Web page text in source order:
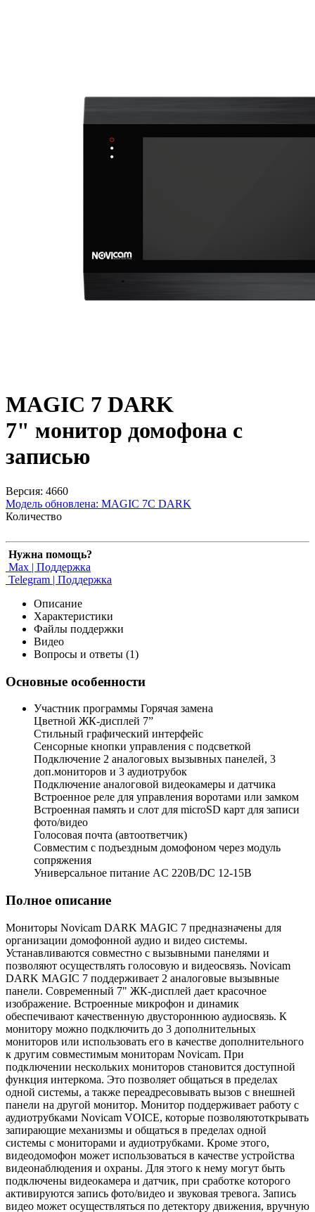
MAGIC 7 DARK
7" монитор домофона с
записью
Версия: 4660
Модель обновлена: MAGIC 7C DARK
Количество
Нужна помощь?
Max | Поддержка
Telegram | Поддержка
Описание
Характеристики
Файлы поддержки
Видео
Вопросы и ответы (1)
Основные особенности
Участник программы Горячая замена
Цветной ЖК-дисплей 7”
Стильный графический интерфейс
Сенсорные кнопки управления c подсветкой
Подключение 2 аналоговых вызывных панелей, 3
доп.мониторов и 3 аудиотрубок
Подключение аналоговой видеокамеры и датчика
Встроенное реле для управления воротами или замком
Встроенная память и слот для microSD карт для записи
фото/видео
Голосовая почта (автоответчик)
Совместим с подъездным домофоном через модуль
сопряжения
Универсальное питание AC 220В/DC 12-15В
Полное описание
Мониторы Novicam DARK MAGIC 7 предназначены для
организации домофонной аудио и видео системы.
Устанавливаются совместно с вызывными панелями и
позволяют осуществлять голосовую и видеосвязь. Novicam
DARK MAGIC 7 поддерживает 2 аналоговые вызывные
панели. Современный 7" ЖК-дисплей дает красочное
изображение. Встроенные микрофон и динамик
обеспечивают качественную двустороннюю аудиосвязь. К
монитору можно подключить до 3 дополнительных
мониторов или использовать его в качестве дополнительного
к другим совместимым мониторам Novicam. При
подключении нескольких мониторов становится доступной
функция интеркома. Это позволяет общаться в пределах
одной системы, а также переадресовывать вызов с внешней
панели на другой монитор. Монитор поддерживает работу с
аудиотрубками Novicam VOICE, которые позволяютоткрывать
запирающие механизмы и общаться в пределах одной
системы с мониторами и аудиотрубками. Кроме этого,
видеодомофон может использоваться в качестве устройства
видеонаблюдения и охраны. Для этого к нему могут быть
подключены видеокамера и датчик, при сработке которого
активируются запись фото/видео и звуковая тревога. Запись
видео может осуществляться по детектору движения, вручную